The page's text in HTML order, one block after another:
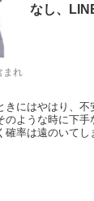
まれ
なし、
きにはやはり、
のような時に下
確率は遠のいて